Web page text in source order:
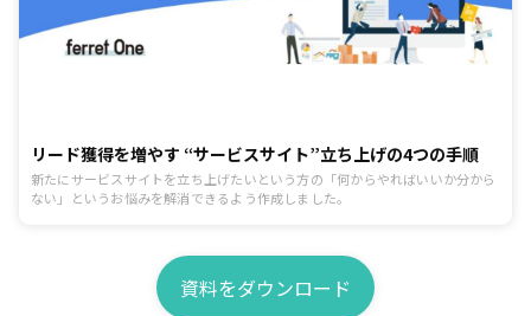
リード獲得を増やす “サービスサイト”立ち上げの4つの手順
新たにサービスサイトを立ち上げたいという方の「何からやればいいか分から
ない」というお悩みを解消できるよう作成しました。
資料をダウンロード